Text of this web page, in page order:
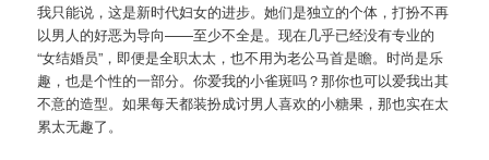
我只能说，这是新时代妇女的进步。她们是独立的个体，打扮不再
以男人的好恶为导向——至少不全是。现在几乎已经没有专业的
“女结婚员”，即便是全职太太，也不用为老公马首是瞻。时尚是乐
趣，也是个性的一部分。你爱我的小雀斑吗？那你也可以爱我出其
不意的造型。如果每天都装扮成讨男人喜欢的小糖果，那也实在太
累太无趣了。